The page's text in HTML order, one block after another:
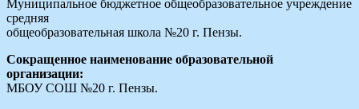
Муниципальное бюджетное общеобразовательное учреждение
средняя
общеобразовательная школа №20 г. Пензы.
Сокращенное наименование образовательной
организации:
МБОУ СОШ №20 г. Пензы.